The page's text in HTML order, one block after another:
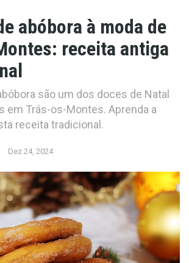
abóbora à moda de
receita antiga
são um dos doces de Natal
em Trás-os-Montes. Aprenda a
receita tradicional.
Dez 24, 2024